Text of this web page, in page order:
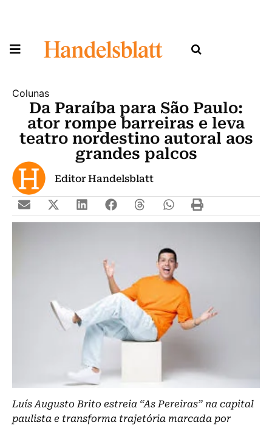
Colunas
Da Paraíba para São Paulo:
ator rompe barreiras e leva
teatro nordestino autoral aos
grandes palcos
Editor Handelsblatt
Luís Augusto Brito estreia “As Pereiras” na capital
paulista e transforma trajetória marcada por